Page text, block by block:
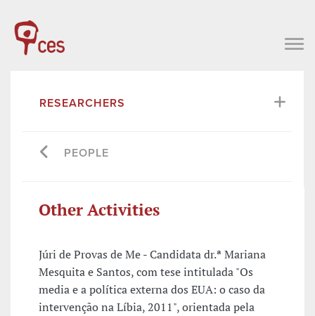
RESEARCHERS
PEOPLE
Other Activities
Júri de Provas de Me - Candidata dr.ª Mariana
Mesquita e Santos, com tese intitulada "Os
media e a política externa dos EUA: o caso da
intervenção na Líbia, 2011", orientada pela